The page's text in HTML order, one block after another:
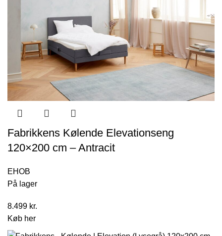
Fabrikkens Kølende Elevationseng
120×200 cm – Antracit
EHOB
På lager
8.499 kr.
Køb her